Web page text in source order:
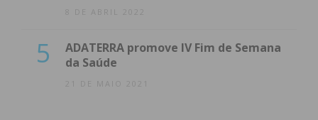
8 DE ABRIL 2022
5
ADATERRA promove IV Fim de Semana
da Saúde
21 DE MAIO 2021